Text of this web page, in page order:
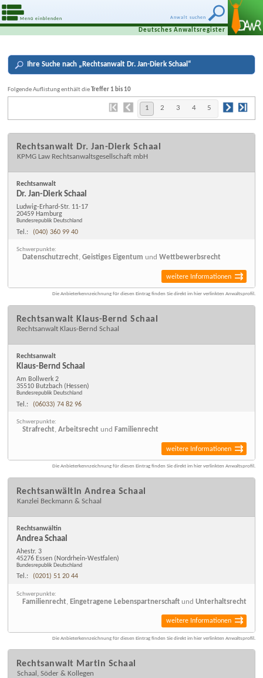
Anwalt suchen
Menü einblenden
Deutsches Anwaltsregister
IhreSuche nach „ Rechtsanwalt Dr. Jan-Dierk Schaal “
Folgende Auflistung enthält die Treffer 1 bis 10
1 2 3 4 5
Rechtsanwalt Dr. Jan-Dierk Schaal
KPMG Law Rechtsanwaltsgesellschaft mbH
Rechtsanwalt
Dr. Jan-Dierk Schaal
Ludwig-Erhard-Str. 11-17
20459 Hamburg
Bundesrepublik Deutschland
Tel.: (040) 360 99 40
Schwerpunkte:
Datenschutzrecht,Geistiges Eigentum undWettbewerbsrecht
weitere Informationen
Die Anbieterkennzeichnung für diesen Eintrag finden Sie direkt im hier verlinkten Anwaltsprofil.
Rechtsanwalt Klaus-Bernd Schaal
Rechtsanwalt Klaus-Bernd Schaal
Rechtsanwalt
Klaus-Bernd Schaal
Am Bollwerk 2
35510 Butzbach (Hessen)
Bundesrepublik Deutschland
Tel.: (06033) 74 82 96
Schwerpunkte:
Strafrecht,Arbeitsrecht und Familienrecht
weitere Informationen
Die Anbieterkennzeichnung für diesen Eintrag finden Sie direkt im hier verlinkten Anwaltsprofil.
Rechtsanwältin Andrea Schaal
Kanzlei Beckmann & Schaal
Rechtsanwältin
Andrea Schaal
Ahestr. 3
45276 Essen (Nordrhein-Westfalen)
Bundesrepublik Deutschland
Tel.: (0201) 51 20 44
Schwerpunkte:
Familienrecht, Eingetragene Lebenspartnerschaft undUnterhaltsrecht
weitere Informationen
Die Anbieterkennzeichnung für diesen Eintrag finden Sie direkt im hier verlinkten Anwaltsprofil.
Rechtsanwalt Martin Schaal
Schaal, Söder & Kollegen